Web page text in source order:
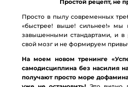
Простой рецепт, не
Просто в пылу современных
«быстрее! выше! сильнее!» мы
завышенными стандартами, и в
свой мозг и не формируем
На моем новом тренинге
самодисциплина без насилия
получают просто море